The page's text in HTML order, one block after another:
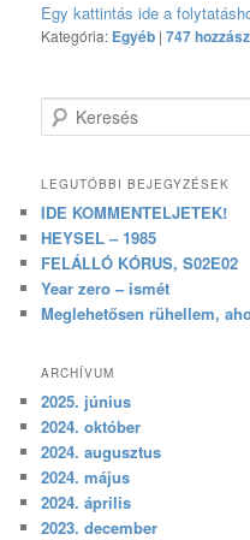
Egy kattintás ide a
Kategória: Egyéb |747
Keresés
LEGUTÓBBI BEJEGYZÉSEK
IDE KOMMENTELJETEK!
HEYSEL – 1985
FELÁLLÓ KÓRUS, S02E02
Year zero – ismét
Meglehetősen rühellem,
ARCHÍVUM
2025. június
2024. október
2024. augusztus
2024. május
2024. április
2023. december